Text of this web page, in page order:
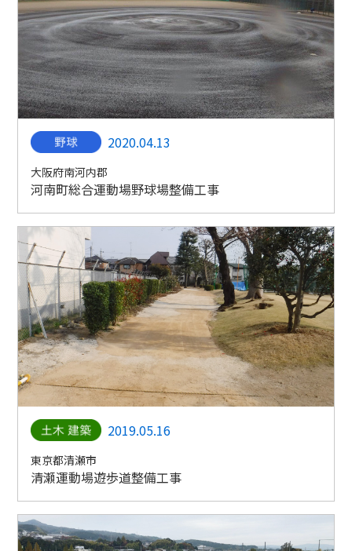
2020.04.13
大阪府南河内郡
河南町総合運動場野球場整備工事
2019.05.16
東京都清瀬市
清瀬運動場遊歩道整備工事